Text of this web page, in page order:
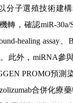
分子選殖技術建
轉，確認miR-30a/
healing assay、
此外， miRNA參
PROMO預測
合併化療藥